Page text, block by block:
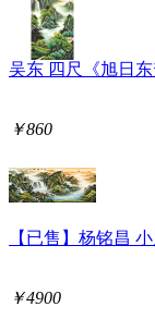
吴东 四尺《旭日
￥860
【已售】杨铭昌
￥4900